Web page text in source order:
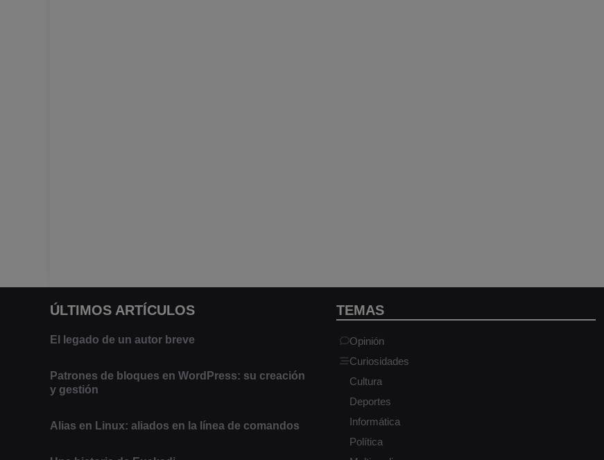
ÚLTIMOS ARTÍCULOS
El legado de un autor breve
Patrones de bloques en WordPress: su creación
y gestión
Alias en Linux: aliados en la línea de comandos
TEMAS
Opinión
Curiosidades
Cultura
Deportes
Informática
Política